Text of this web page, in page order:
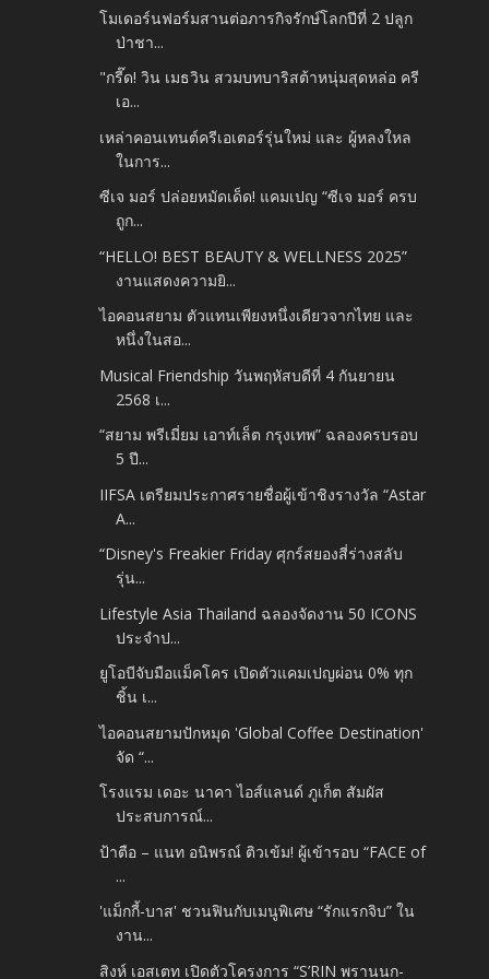
โมเดอร์นฟอร์มสานต่อภารกิจรักษ์โลกปีที่ 2 ปลูก
ป่าชา...
"กรี๊ด! วิน เมธวิน สวมบทบาริสต้าหนุ่มสุดหล่อ ครี
เอ...
เหล่าคอนเทนต์ครีเอเตอร์รุ่นใหม่ และ ผู้หลงใหล
ในการ...
ซีเจ มอร์ ปล่อยหมัดเด็ด! แคมเปญ “ซีเจ มอร์ ครบ
ถูก...
“HELLO! BEST BEAUTY & WELLNESS 2025”
งานแสดงความยิ...
ไอคอนสยาม ตัวแทนเพียงหนึ่งเดียวจากไทย และ
หนึ่งในสอ...
Musical Friendship วันพฤหัสบดีที่ 4 กันยายน
2568 เ...
“สยาม พรีเมี่ยม เอาท์เล็ต กรุงเทพ” ฉลองครบรอบ
5 ปี...
IIFSA เตรียมประกาศรายชื่อผู้เข้าชิงรางวัล “Astar
A...
“Disney's Freakier Friday ศุกร์สยองสี่ร่างสลับ
รุ่น...
Lifestyle Asia Thailand ฉลองจัดงาน 50 ICONS
ประจำป...
ยูโอบีจับมือแม็คโคร เปิดตัวแคมเปญผ่อน 0% ทุก
ชิ้น เ...
ไอคอนสยามปักหมุด 'Global Coffee Destination'
จัด “...
โรงแรม เดอะ นาคา ไอส์แลนด์ ภูเก็ต สัมผัส
ประสบการณ์...
ป้าตือ – แนท อนิพรณ์ ติวเข้ม! ผู้เข้ารอบ “FACE of
...
'แม็กกี้-บาส' ชวนฟินกับเมนูพิเศษ “รักแรกจิบ” ใน
งาน...
สิงห์ เอสเตท เปิดตัวโครงการ “S’RIN พรานนก-